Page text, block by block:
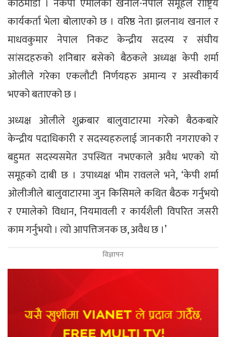
कार्यकर्ता भेला बोलाएको छ । वरिष्ठ नेता झलनाथ खनाल र
माधवकुमार नेपाल निकट केन्द्रीय सदस्य र संघीय
सांसदहरुको शनिबार बसेको बैठकले अध्यक्ष केपी शर्मा
ओलीले गरेका एकलौटी निर्णयहरु अमान्य र अस्वीकार्य
भएको बताएको छ ।
अध्यक्ष ओलीले शुक्रबार बालुवाटारमा गरेको बैठकबारे
केन्द्रीय पदाधिकारी र सदस्यहरुलाई जानकारी नगराएको र
बहुमत सदस्यसमेत उपस्थित नभएकाले अवैध भएको यो
समूहको दाबी छ । उपाध्यक्ष भीम रावलले भने, ‘केपी शर्मा
ओलीजीले बालुवाटारमा जुन किसिमले कथित बैठक गर्नुभयो
र एमालेको विधान, नियमावली र कार्यशैली विपरित जसरी
काम गर्नुभयो । त्यो आपत्तिजनक छ, अवैध छ ।’
विज्ञापन